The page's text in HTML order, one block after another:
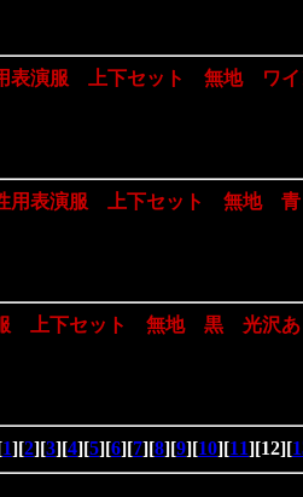
用表演服 上下セット 無地 ワ
性用表演服 上下セット 無地
服 上下セット 無地 黒 光沢あ
1][2][3][4][5][6][7][8][9][10][11][12][